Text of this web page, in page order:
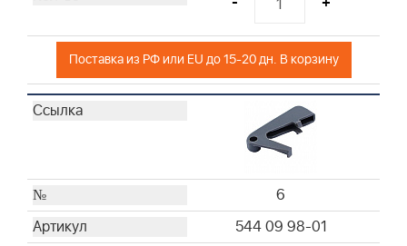
Поставка из РФ или EU до 15-20 дн. В корзину
6
544 09 98-01